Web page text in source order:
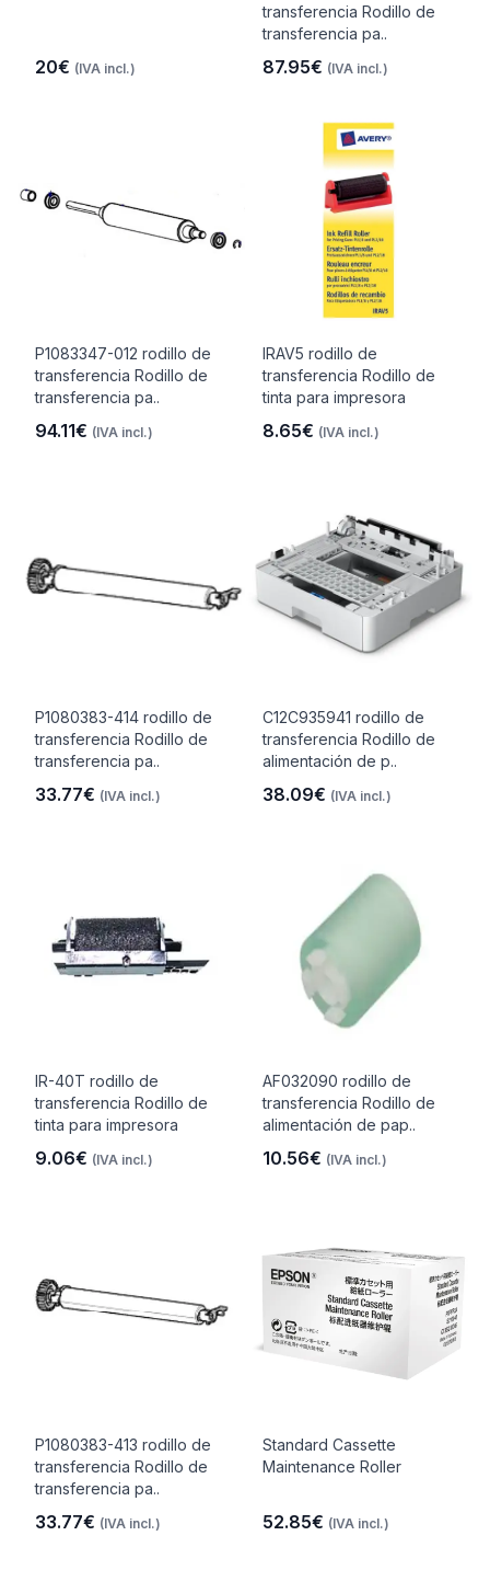
20€ (IVA incl.)
transferencia Rodillo de
transferencia pa..
87.95€ (IVA incl.)
P1083347-012 rodillo de
transferencia Rodillo de
transferencia pa..
94.11€ (IVA incl.)
IRAV5 rodillo de
transferencia Rodillo de
tinta para impresora
8.65€ (IVA incl.)
P1080383-414 rodillo de
transferencia Rodillo de
transferencia pa..
33.77€ (IVA incl.)
C12C935941 rodillo de
transferencia Rodillo de
alimentación de p..
38.09€ (IVA incl.)
IR-40T rodillo de
transferencia Rodillo de
tinta para impresora
9.06€ (IVA incl.)
AF032090 rodillo de
transferencia Rodillo de
alimentación de pap..
10.56€ (IVA incl.)
P1080383-413 rodillo de
transferencia Rodillo de
transferencia pa..
33.77€ (IVA incl.)
Standard Cassette
Maintenance Roller
52.85€ (IVA incl.)